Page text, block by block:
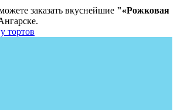
заказать вкуснейшие "«Рожковая
тортов